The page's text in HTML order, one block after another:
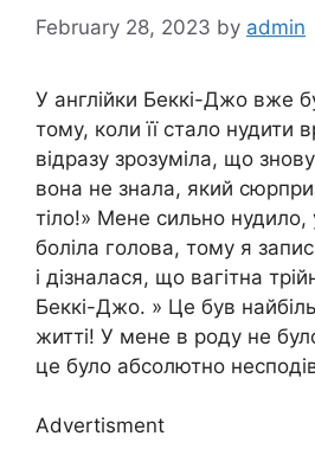
February 28, 2023 by admin
У англійки Беккі-Джо вже
тому, коли її стало нудити
відразу зрозуміла, що
вона не знала, який
тіло!» Мене сильно
боліла голова, тому я
і дізналася, що вагітна
Беккі-Джо. » Це був
житті! У мене в роду не
це було абсолютно
Advertisment